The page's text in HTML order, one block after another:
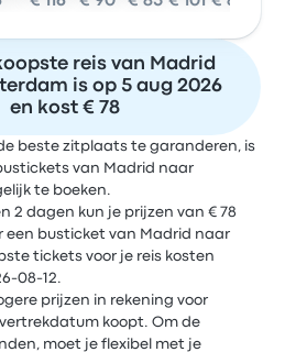
reis van Madrid
is op 5 aug 2026
en kost € 78
beste zitplaats te garanderen, is
van Madrid naar
te boeken.
2 dagen kun je prijzen van € 78
een busticket van Madrid naar
tickets voor je reis kosten
08-12.
prijzen in rekening voor
koopt. Om de
moet je flexibel met je